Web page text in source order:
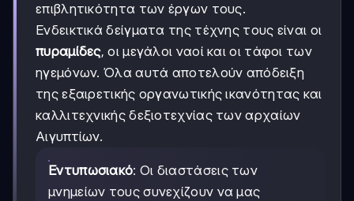
επιβλητικότητα των έργων τους.
Ενδεικτικά δείγματα της τέχνης τους είναι οι
πυραμίδες, οι μεγάλοι ναοί και οι τάφοι των
ηγεμόνων. Όλα αυτά αποτελούν απόδειξη
της εξαιρετικής οργανωτικής ικανότητας και
καλλιτεχνικής δεξιοτεχνίας των αρχαίων
Αιγυπτίων.
Εντυπωσιακό: Οι διαστάσεις των
μνημείων τους συνεχίζουν να μας